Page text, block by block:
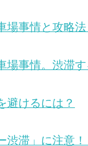
事情と攻略法
事情。渋滞す
避けるには？
滞」に注意！